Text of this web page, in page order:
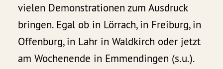
vielen Demonstrationen zum Ausdruck
bringen. Egal ob in Lörrach, in Freiburg, in
Offenburg, in Lahr in Waldkirch oder jetzt
am Wochenende in Emmendingen (s.u.).